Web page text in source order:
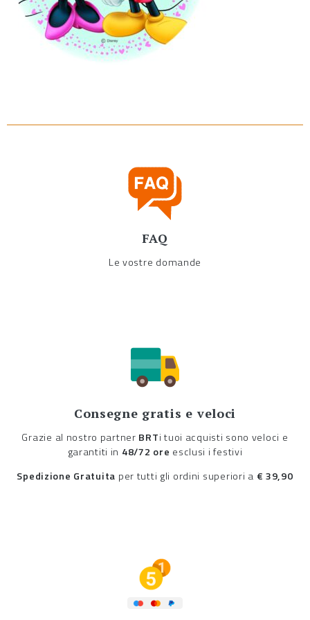
FAQ
Le vostre domande
Consegne gratis e veloci
Grazie al nostro partner BRTi tuoi acquisti sono veloci e
garantiti in 48/72 ore esclusi i festivi
Spedizione Gratuita per tutti gli ordini superiori a € 39,90